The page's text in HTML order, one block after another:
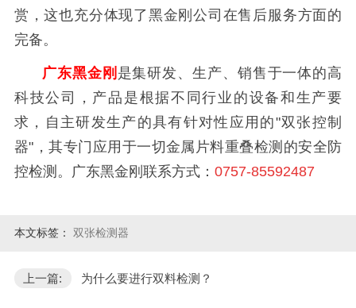
赏，这也充分体现了黑金刚公司在售后服务方面的
完备。
广东黑金刚 是集研发、生产、销售于一体的高
科技公司，产品是根据不同行业的设备和生产要
求，自主研发生产的具有针对性应用的"双张控制
器"，其专门应用于一切金属片料重叠检测的安全防
控检测。广东黑金刚联系方式： 0757-85592487
本文标签： 双张检测器
上一篇: 为什么要进行双料检测？